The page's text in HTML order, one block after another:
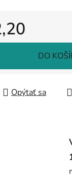
cena:
DO
Opýtať sa